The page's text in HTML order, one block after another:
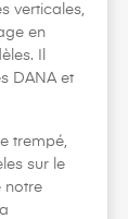
verticales,
en
Il
DANA et
trempé,
sur le
notre